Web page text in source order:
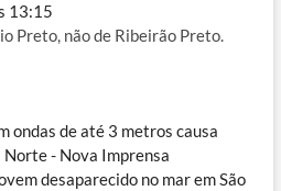
13:15
Preto, não de Ribeirão Preto.
ondas de até 3 metros causa
- Nova Imprensa
desaparecido no mar em São